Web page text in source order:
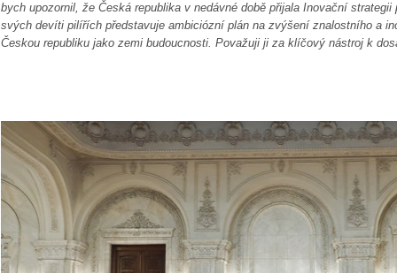
bych upozornil, že Česká republika v nedávné době přijala Inovační strategii
svých devíti pilířích představuje ambiciózní plán na zvýšení znalostního a
Českou republiku jako zemi budoucnosti. Považuji ji za klíčový nástroj k